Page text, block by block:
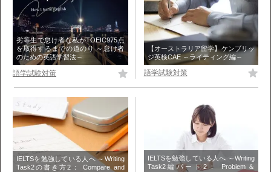
劣等生で怠け者な私がTOEIC975点
を取得するまでの道のり ～怠け者
のための英語学習法～
語学試験対策
【オーストラリア留学】ケンブリッ
ジ英検CAE ～ライティング編～
語学試験対策
IELTSを勉強している人へ ～Writing
Task2の書き方2： Compare and
IELTSを勉強している人へ ～Writing
Task2編パート2： Problem＆